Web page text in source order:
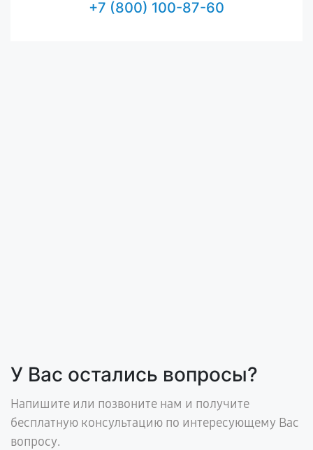
+7 (800) 100-87-60
У Вас остались вопросы?
Напишите или позвоните нам и получите
бесплатную консультацию по интересующему Вас
вопросу.